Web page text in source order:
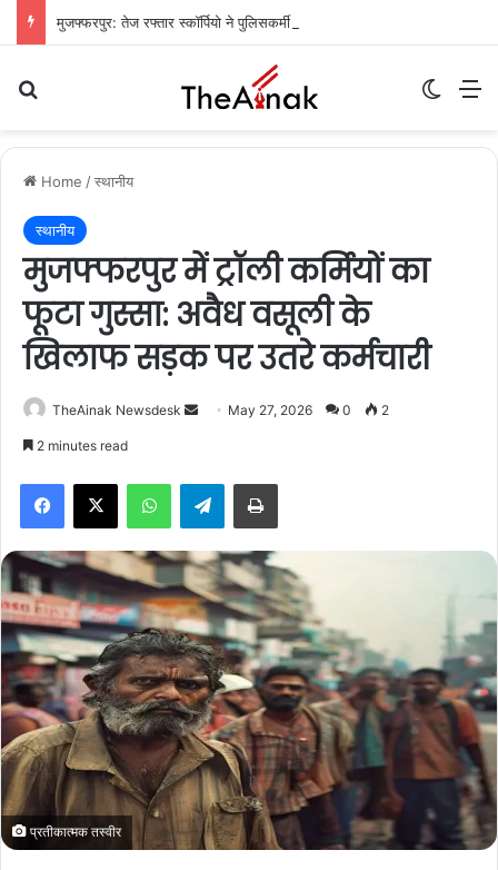
Home /स्थानीय
स्थानीय
मुजफ्फरपुर में ट्रॉली कर्मियों का
फूटा गुस्सा: अवैध वसूली के
खिलाफ सड़क पर उतरे कर्मचारी
TheAinak Newsdesk
a
e
m
a
i
l
May 27, 2026 0 2
2 minutes read
Telegram
प्रतीकात्मक तस्वीर